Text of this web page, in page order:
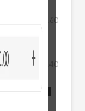
140
160
2026/08/07